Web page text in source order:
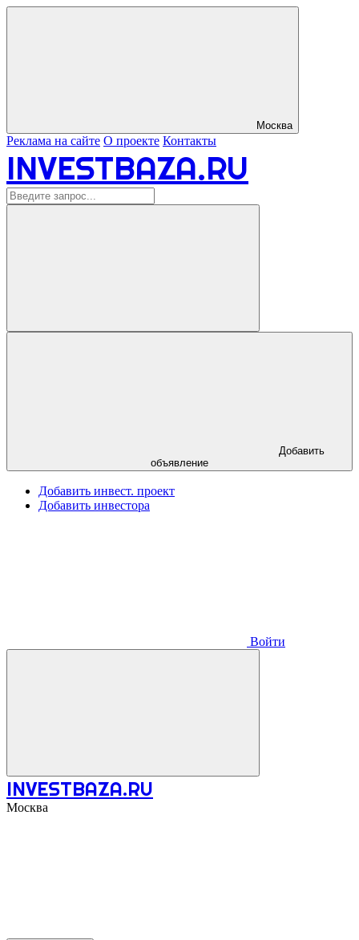
Москва
Реклама на сайте О проекте Контакты
INVESTBAZA.RU
объявление
Добавить инвест. проект
Добавить инвестора
Войти
INVESTBAZA.RU
Москва